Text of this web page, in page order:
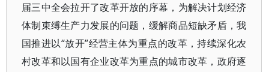
届三中全会拉开了改革开放的序幕，为解决计划经济
体制束缚生产力发展的问题，缓解商品短缺矛盾，我
国推进以“放开”经营主体为重点的改革，持续深化农
村改革和以国有企业改革为重点的城市改革，政府逐